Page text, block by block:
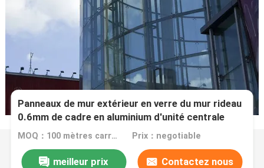
Panneaux de mur extérieur en verre du mur rideau
0.6mm de cadre en aluminium d'unité centrale
1.5mm
MOQ：100 mètres carrés Prix：negotiable
meilleur prix Contactez nous